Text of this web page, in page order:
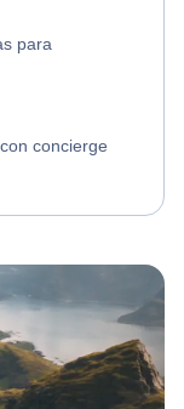
para
concierge